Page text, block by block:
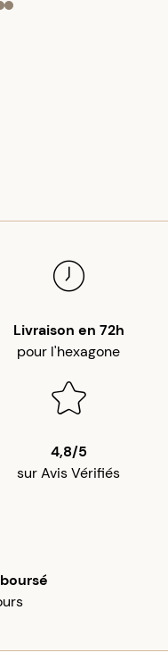
Livraison en 72h
pour l'hexagone
4,8/5
sur Avis Vérifiés